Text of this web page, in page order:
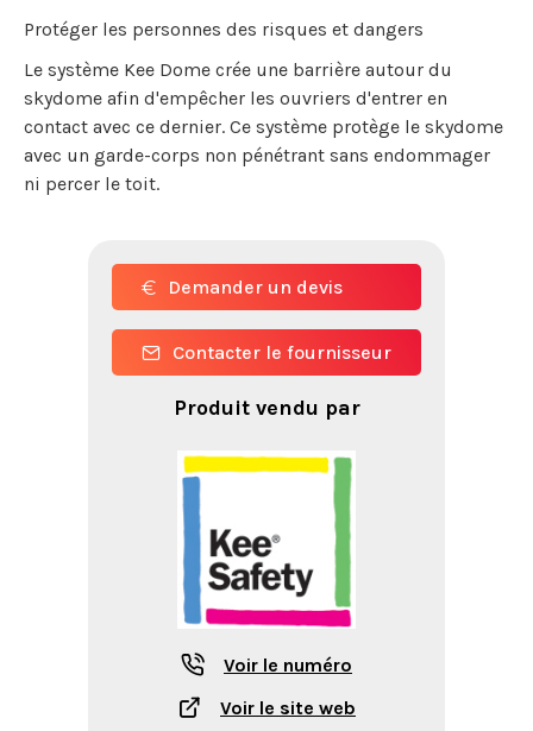
Protéger les personnes des risques et dangers
Le système Kee Dome crée une barrière autour du
skydome afin d'empêcher les ouvriers d'entrer en
contact avec ce dernier. Ce système protège le skydome
avec un garde-corps non pénétrant sans endommager
ni percer le toit.
Demander un devis
Contacter le fournisseur
Produit vendu par
Voir le numéro
Voir le site web